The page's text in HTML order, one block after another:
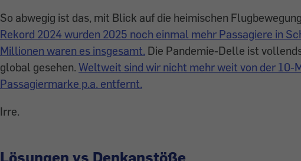
So abwegig ist das, mit Blick auf die heimischen
Rekord 2024 wur­den 2025 noch einmal mehr Passagiere in
Millionen waren es insgesamt. Die Pandemie-Delle ist
global gesehen. Weltweit sind wir nicht mehr weit von der 10-
Passagiermarke p.a. ent­fernt.
Irre.
Lösungen vs Denkanstöße